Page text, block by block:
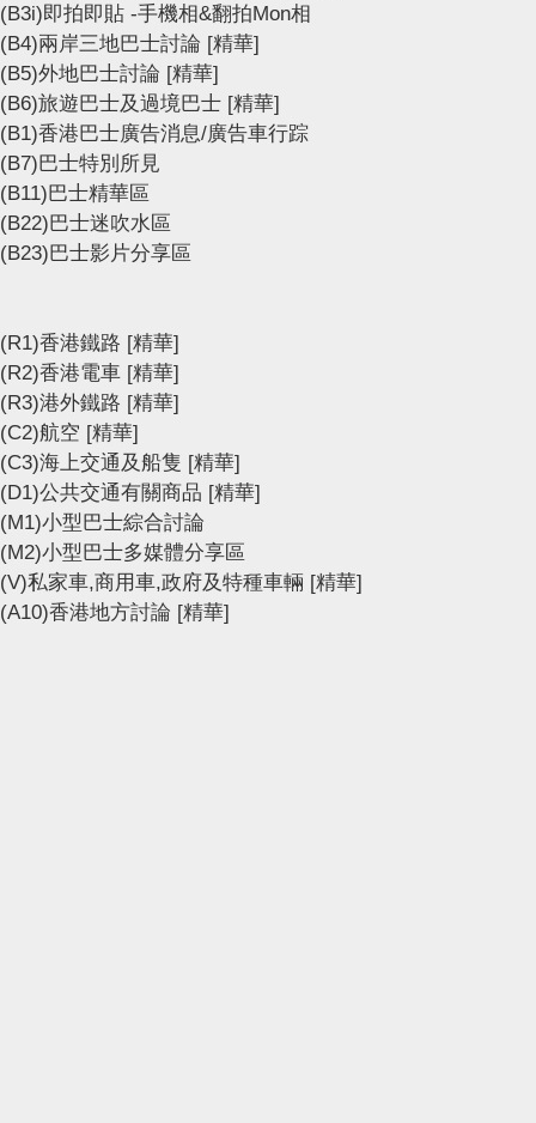
(B3i)即拍即貼 -手機相&翻拍Mon相
(B4)兩岸三地巴士討論 [精華]
(B5)外地巴士討論 [精華]
(B6)旅遊巴士及過境巴士 [精華]
(B1)香港巴士廣告消息/廣告車行踪
(B7)巴士特別所見
(B11)巴士精華區
(B22)巴士迷吹水區
(B23)巴士影片分享區
(R1)香港鐵路 [精華]
(R2)香港電車 [精華]
(R3)港外鐵路 [精華]
(C2)航空 [精華]
(C3)海上交通及船隻 [精華]
(D1)公共交通有關商品 [精華]
(M1)小型巴士綜合討論
(M2)小型巴士多媒體分享區
(V)私家車,商用車,政府及特種車輛 [精華]
(A10)香港地方討論 [精華]